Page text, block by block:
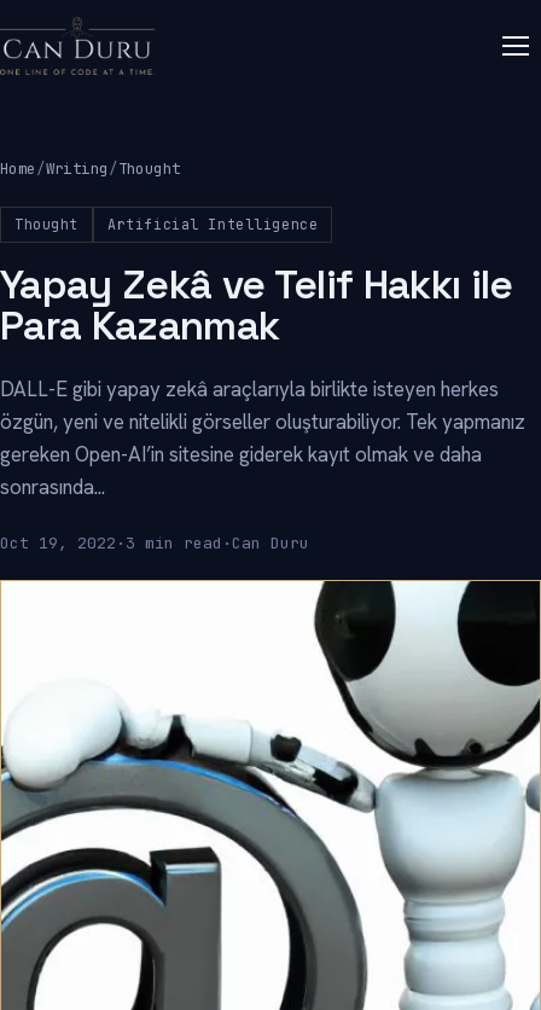
Home/Writing/Thought
Thought Artificial Intelligence
Yapay Zekâ ve Telif Hakkı ile
Para Kazanmak
DALL-E gibi yapay zekâ araçlarıyla birlikte isteyen herkes
özgün, yeni ve nitelikli görseller oluşturabiliyor. Tek yapmanız
gereken Open-AI’in sitesine giderek kayıt olmak ve daha
sonrasında...
Oct 19, 2022 · 3 min read · Can Duru